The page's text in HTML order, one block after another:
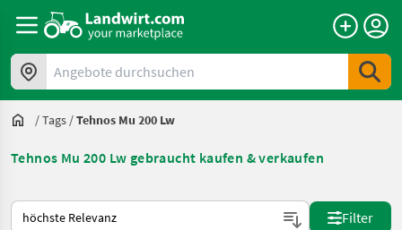
Angebote durchsuchen
/Tags /Tehnos Mu 200 Lw
Tehnos Mu 200 Lw gebraucht kaufen & verkaufen
So wird auf Landwirt.com sortiert
Filter